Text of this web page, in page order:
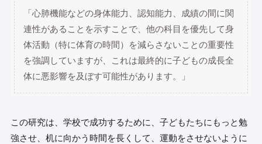
「心肺機能などの身体能力、認知能力、成績の間に関
連性があることを示すことで、他の科目を優先して身
体活動（特に体育の時間）を減らさないことの重要性
を強調していますが、これは最終的に子どもの成長全
体に悪影響を及ぼす可能性があります。」
この研究は、学校で成功するために、子どもたちにもっと勉
強させ、机に向かう時間を長くして、運動をさせないように